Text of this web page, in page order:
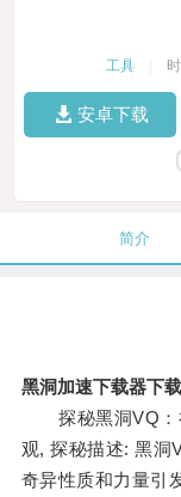
工具
安卓下载
简介
黑洞加速下载器下
探秘黑洞VQ：
观, 探秘描述: 黑洞
奇异性质和力量引